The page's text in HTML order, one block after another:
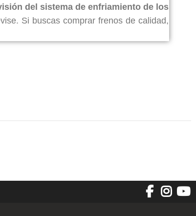
del sistema de enfriamiento de los
Si buscas comprar frenos de calidad,